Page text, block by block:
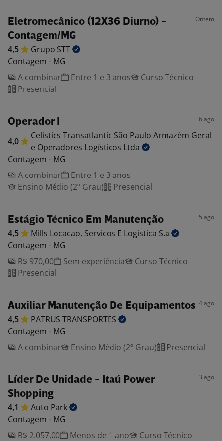
Eletromecânico (12X36 Diurno) -
Contagem/MG
Ontem
4,5 Grupo STT
Contagem - MG
A combinar
Entre 1 e 3 anos
Curso Técnico
Presencial
Operador I 6 ago
4,0
Celistics Transatlantic São Paulo Armazém Geral
e Operadores Logísticos Ltda
Contagem - MG
A combinar
Entre 1 e 3 anos
Ensino Médio (2º Grau)
Presencial
Estágio Técnico Em Manutenção 5 ago
4,5 Mills Locacao, Servicos E Logistica S.a
Contagem - MG
R$ 970,00
Sem experiência
Curso Técnico
Presencial
Auxiliar Manutenção De Equipamentos 4 ago
4,5 PATRUS TRANSPORTES
Contagem - MG
A combinar
Ensino Médio (2º Grau) Presencial
Líder De Unidade - Itaú Power
Shopping
3 ago
4,1 Auto Park
Contagem - MG
R$ 2.057,00
Menos de 1 ano
Curso Técnico